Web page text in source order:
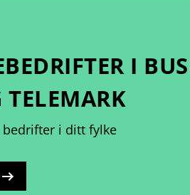
I
TELEMARK
i ditt fylke